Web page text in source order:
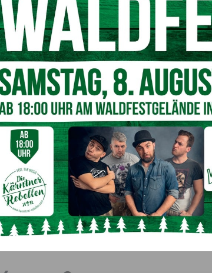
Elmar Weihsamann GM
fühlt sich geehrt
Ausstellung gestalten zu
Könnerschaft, geschult an großen Lehrern und
bieten wir im
Schloss Möderndorfgerne dar.“
Saisonschluss am 28. Oktober zu bestaunen.